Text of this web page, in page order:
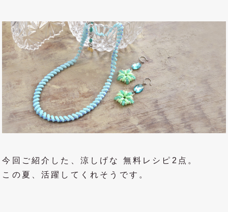
今回ご紹介した、涼しげな 無料レシピ2点。
この夏、活躍してくれそうです。